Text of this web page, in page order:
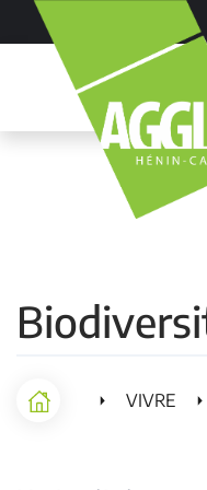
Aller au menu
FAccueil VIVRE